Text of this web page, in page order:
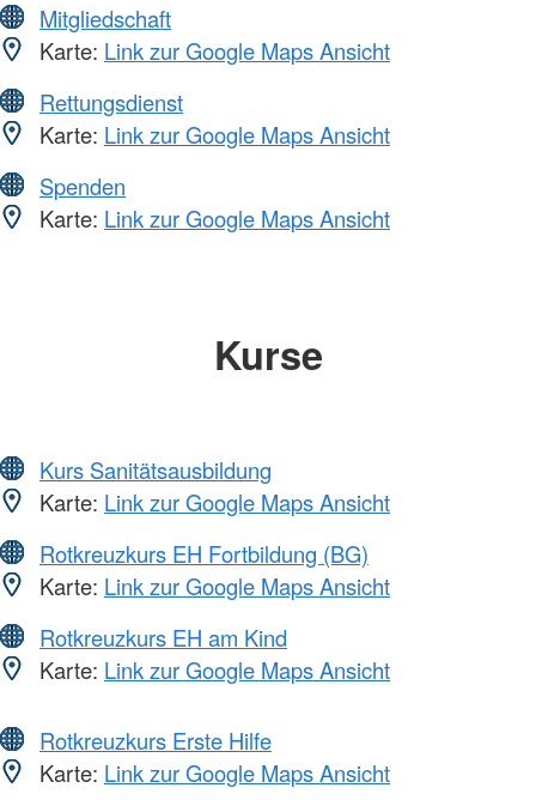
Mitgliedschaft
Karte: Link zur Google Maps Ansicht
Rettungsdienst
Karte: Link zur Google Maps Ansicht
Spenden
Karte: Link zur Google Maps Ansicht
Kurse
Kurs Sanitätsausbildung
Karte: Link zur Google Maps Ansicht
Rotkreuzkurs EH Fortbildung (BG)
Karte: Link zur Google Maps Ansicht
Rotkreuzkurs EH am Kind
Karte: Link zur Google Maps Ansicht
Rotkreuzkurs Erste Hilfe
Karte: Link zur Google Maps Ansicht